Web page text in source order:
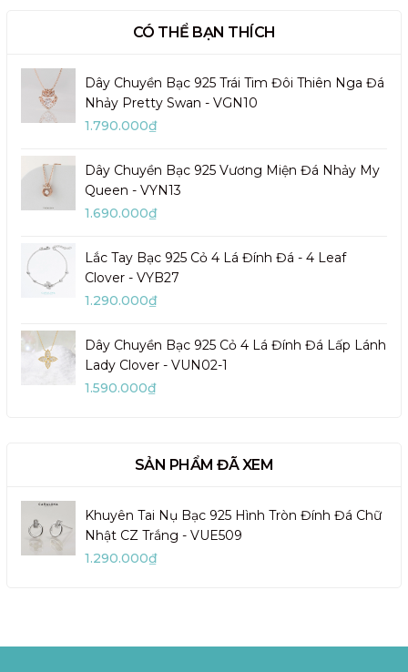
CÓ THỂ BẠN THÍCH
Dây Chuyền Bạc 925 Trái Tim Đôi Thiên Nga Đá
Nhảy Pretty Swan - VGN10
1.790.000₫
Dây Chuyền Bạc 925 Vương Miện Đá Nhảy My
Queen - VYN13
1.690.000₫
Lắc Tay Bạc 925 Cỏ 4 Lá Đính Đá - 4 Leaf
Clover - VYB27
1.290.000₫
Dây Chuyền Bạc 925 Cỏ 4 Lá Đính Đá Lấp Lánh
Lady Clover - VUN02-1
1.590.000₫
SẢN PHẨM ĐÃ XEM
Khuyên Tai Nụ Bạc 925 Hình Tròn Đính Đá Chữ
Nhật CZ Trắng - VUE509
1.290.000₫